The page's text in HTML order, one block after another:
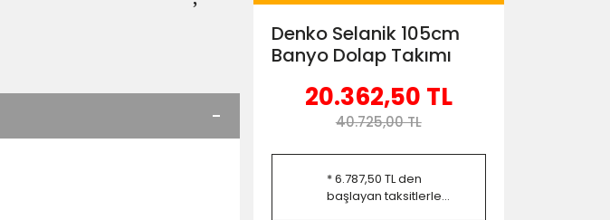
Denko Selanik 105cm
Banyo Dolap Takımı
40.725,00 TL
20.362,50 TL
* 6.787,50 TL den
başlayan taksitlerle...